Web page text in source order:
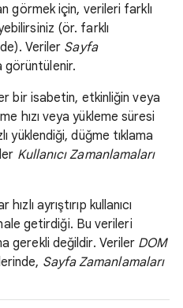
görmek için, verileri farklı
(ör. farklı
Veriler Sayfa
bir isabetin, etkinliğin veya
hızı veya yükleme süresi
yüklendiği, düğme tıklama
Kullanıcı Zamanlamaları
ayrıştırıp kullanıcı
getirdiği. Bu verileri
gerekli değildir. Veriler DOM
Sayfa Zamanlamaları